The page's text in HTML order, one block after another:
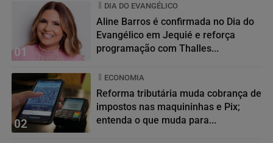
01
DIA DO EVANGÉLICO
Aline Barros é confirmada no Dia do
Evangélico em Jequié e reforça
programação com Thalles...
02
ECONOMIA
Reforma tributária muda cobrança de
impostos nas maquininhas e Pix;
entenda o que muda para...